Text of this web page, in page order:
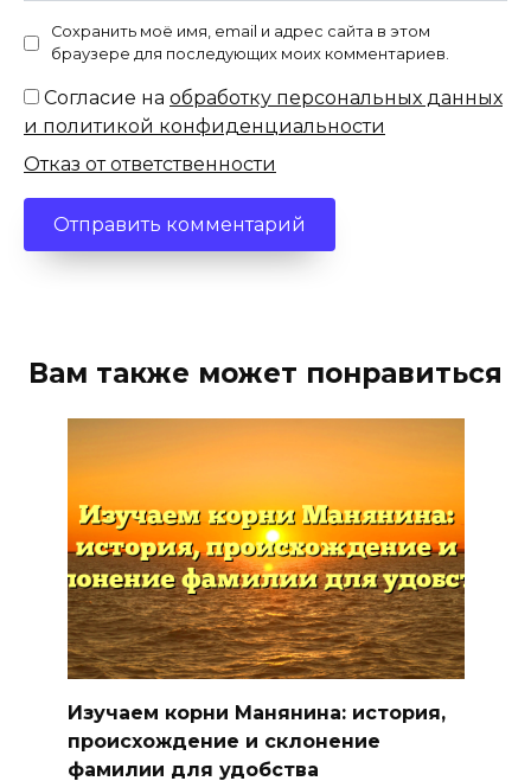
Сохранить моё имя, email и адрес сайта в этом
браузере для последующих моих комментариев.
Согласие на обработку персональных данных
и политикой конфиденциальности
Отказ от ответственности
Вам также может понравиться
Изучаем корни Манянина: история,
происхождение и склонение
фамилии для удобства